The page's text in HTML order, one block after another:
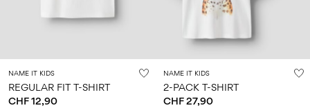
NAME IT KIDS
REGULAR FIT T-SHIRT
CHF 12,90
NAME IT KIDS
2-PACK T-SHIRT
CHF 27,90